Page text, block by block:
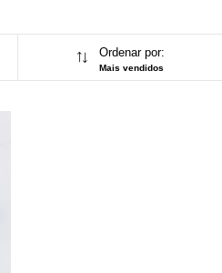
Ordenar por:
Mais vendidos